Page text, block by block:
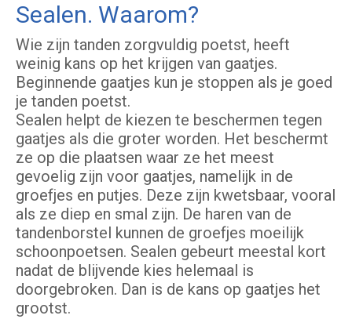
Sealen. Waarom?
Wie zijn tanden zorgvuldig poetst, heeft
weinig kans op het krijgen van gaatjes.
Beginnende gaatjes kun je stoppen als je goed
je tanden poetst.
Sealen helpt de kiezen te beschermen tegen
gaatjes als die groter worden. Het beschermt
ze op die plaatsen waar ze het meest
gevoelig zijn voor gaatjes, namelijk in de
groefjes en putjes. Deze zijn kwetsbaar, vooral
als ze diep en smal zijn. De haren van de
tandenborstel kunnen de groefjes moeilijk
schoonpoetsen. Sealen gebeurt meestal kort
nadat de blijvende kies helemaal is
doorgebroken. Dan is de kans op gaatjes het
grootst.